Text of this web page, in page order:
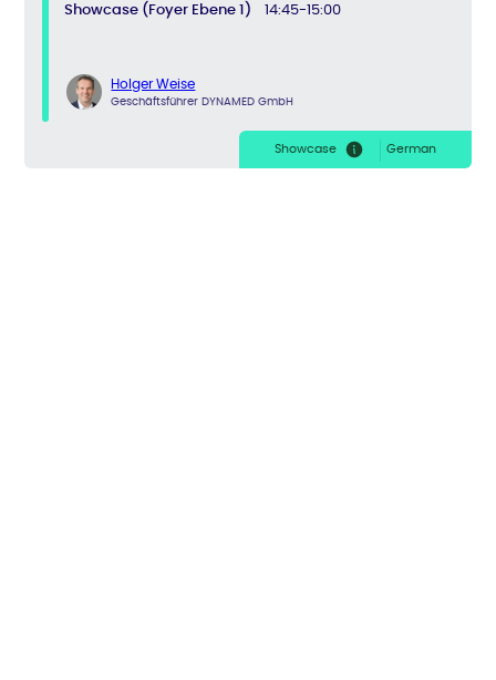
Showcase (Foyer Ebene 1) 14:45-15:00
Holger Weise
Geschäftsführer DYNAMED GmbH
Showcase German